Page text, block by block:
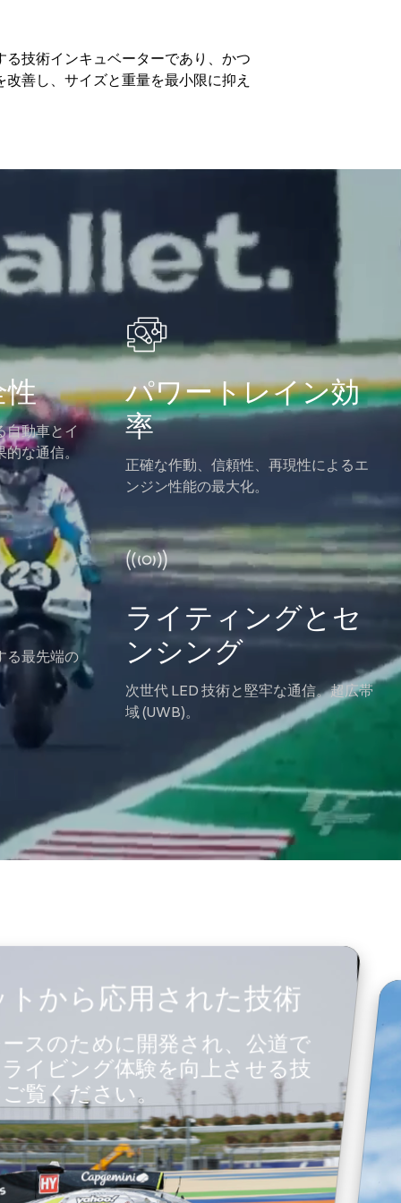
技術インキュベーターであり、かつ
善し、サイズと重量を最小限に抑え
性
自動車とイ
な通信。
パワートレイン効
率
正確な作動、信頼性、再現性によるエ
ンジン性能の最大化。
る最先端の
ライティングとセ
ンシング
次世代 LED 技術と堅牢な通信。超広帯
域 (UWB)。
から応用された技術
スのために開発され、公道で
イビング体験を向上させる技
覧ください。